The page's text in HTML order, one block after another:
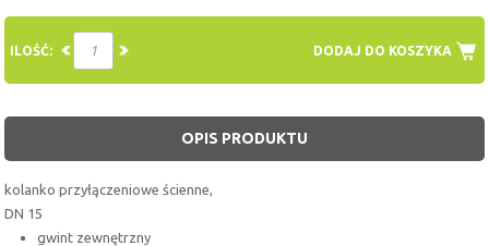
DODAJ DO KOSZYKA
ILOŚĆ:
OPIS PRODUKTU
kolanko przyłączeniowe ścienne,
DN 15
gwint zewnętrzny